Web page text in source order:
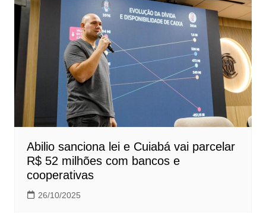
Abilio sanciona lei e Cuiabá vai parcelar
R$ 52 milhões com bancos e
cooperativas
26/10/2025